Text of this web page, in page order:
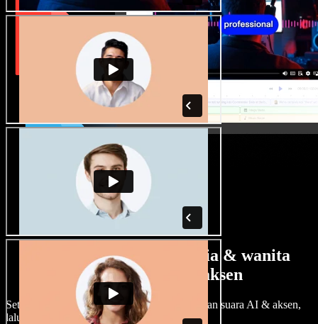
Banyak pilihan suara pria & wanita
dengan berbagai aksen
Setiap proyek bisa terdengar beda. Pilih ratusan suara AI & aksen,
lalu sesuaikan sesuka Anda.